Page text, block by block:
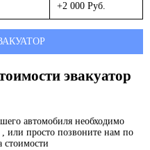
+2 000 Руб.
эвакуатор
автомобиля необходимо
, или просто позвоните нам по
стоимости